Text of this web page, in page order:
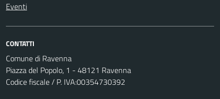
Eventi
CONTATTI
Comune di Ravenna
Piazza del Popolo, 1 - 48121 Ravenna
Codice fiscale / P. IVA:00354730392